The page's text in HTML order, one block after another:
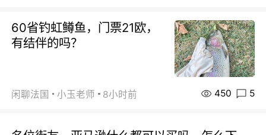
60省钓虹鳟鱼，门票21欧，
有结伴的吗？
闲聊法国 小玉老师 8小时前 450 5